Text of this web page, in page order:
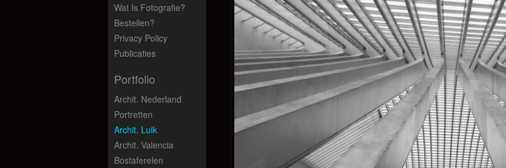
Wat Is Fotografie?
Bestellen?
Privacy Policy
Publicaties
Portfolio
Archit. Nederland
Portretten
Archit. Luik
Archit. Valencia
Bostaferelen